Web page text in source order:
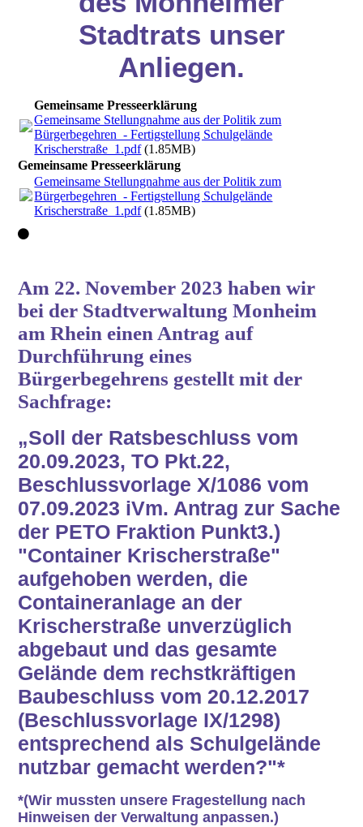
Stadtrats unser
Anliegen.
Gemeinsame Presseerklärung
Gemeinsame Stellungnahme aus der Politik zum
Bürgerbegehren - Fertigstellung Schulgelände
Krischerstraße_1.pdf(1.85MB)
Gemeinsame Presseerklärung
Gemeinsame Stellungnahme aus der Politik zum
Bürgerbegehren - Fertigstellung Schulgelände
Krischerstraße_1.pdf(1.85MB)
Am 22. November 2023 haben wir
bei der Stadtverwaltung Monheim
am Rhein einen Antrag auf
Durchführung eines
Bürgerbegehrens gestellt mit der
Sachfrage:
„Soll der Ratsbeschluss vom
20.09.2023, TO Pkt.22,
Beschlussvorlage X/1086 vom
07.09.2023 iVm. Antrag zur Sache
der PETO Fraktion Punkt3.)
"Container Krischerstraße"
aufgehoben werden, die
Containeranlage an der
Krischerstraße unverzüglich
abgebaut und das gesamte
Gelände dem rechstkräftigen
Baubeschluss vom 20.12.2017
(Beschlussvorlage IX/1298)
entsprechend als Schulgelände
nutzbar gemacht werden?"*
*(Wir mussten unsere Fragestellung nach
Hinweisen der Verwaltung anpassen.)